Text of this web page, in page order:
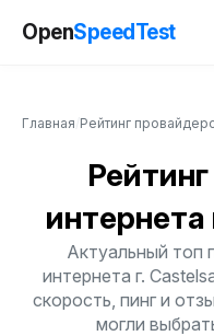
OpenSpeedTest
Главная Рейтинг
интернета
Актуальный топ
интернета г.
скорость, пинг и
могли